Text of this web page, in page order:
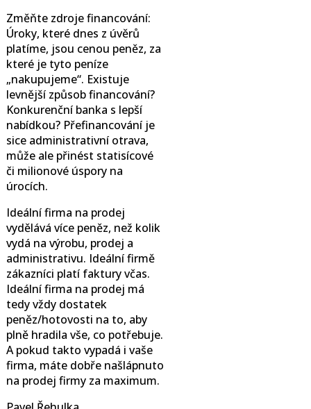
Změňte zdroje financování:
Úroky, které dnes z úvěrů
platíme, jsou cenou peněz, za
které je tyto peníze
„nakupujeme“. Existuje
levnější způsob financování?
Konkurenční banka s lepší
nabídkou? Přefinancování je
sice administrativní otrava,
může ale přinést statisícové
či milionové úspory na
úrocích.
Ideální firma na prodej
vydělává více peněz, než kolik
vydá na výrobu, prodej a
administrativu. Ideální firmě
zákazníci platí faktury včas.
Ideální firma na prodej má
tedy vždy dostatek
peněz/hotovosti na to, aby
plně hradila vše, co potřebuje.
A pokud takto vypadá i vaše
firma, máte dobře našlápnuto
na prodej firmy za maximum.